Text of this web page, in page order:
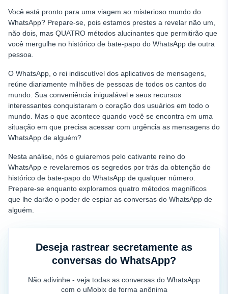
Você está pronto para uma viagem ao misterioso mundo do
WhatsApp? Prepare-se, pois estamos prestes a revelar não um,
não dois, mas QUATRO métodos alucinantes que permitirão que
você mergulhe no histórico de bate-papo do WhatsApp de outra
pessoa.
O WhatsApp, o rei indiscutível dos aplicativos de mensagens,
reúne diariamente milhões de pessoas de todos os cantos do
mundo. Sua conveniência inigualável e seus recursos
interessantes conquistaram o coração dos usuários em todo o
mundo. Mas o que acontece quando você se encontra em uma
situação em que precisa acessar com urgência as mensagens do
WhatsApp de alguém?
Nesta análise, nós o guiaremos pelo cativante reino do
WhatsApp e revelaremos os segredos por trás da obtenção do
histórico de bate-papo do WhatsApp de qualquer número.
Prepare-se enquanto exploramos quatro métodos magníficos
que lhe darão o poder de espiar as conversas do WhatsApp de
alguém.
Deseja rastrear secretamente as
conversas do WhatsApp?
Não adivinhe - veja todas as conversas do WhatsApp
com o uMobix de forma anônima